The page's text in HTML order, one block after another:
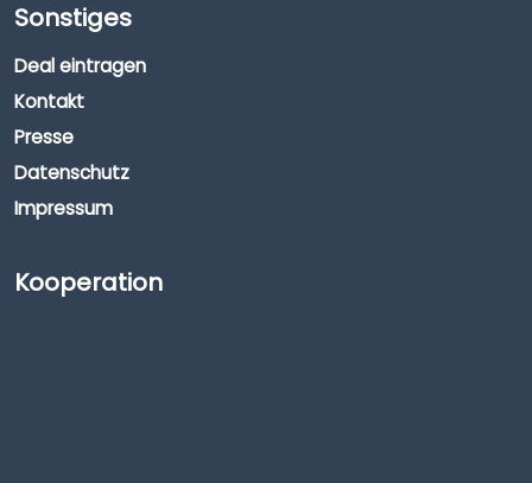
Sonstiges
Deal eintragen
Kontakt
Presse
Datenschutz
Impressum
Kooperation